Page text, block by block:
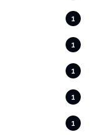
1
1
1
1
1